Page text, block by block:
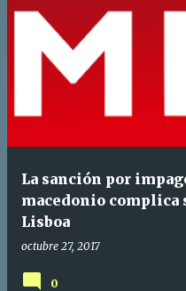
La sanción por
macedonio
Lisboa
octubre 27, 2017
0